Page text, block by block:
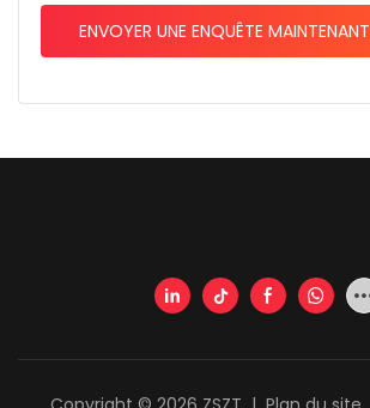
ENVOYER UNE ENQUÊTE MAINTENANT